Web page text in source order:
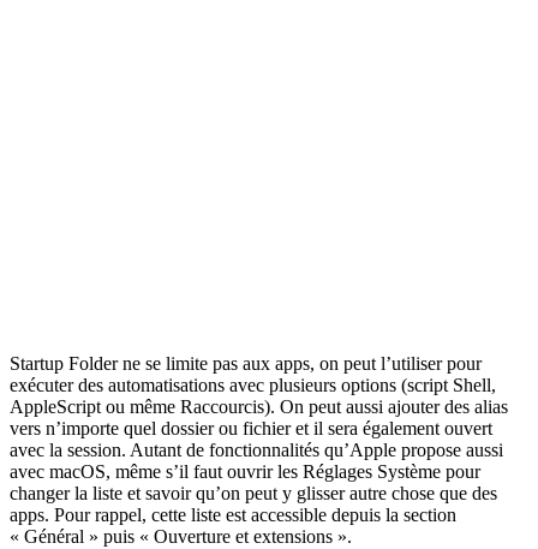
Startup Folder ne se limite pas aux apps, on peut l’utiliser pour
exécuter des automatisations avec plusieurs options (script Shell,
AppleScript ou même Raccourcis). On peut aussi ajouter des alias
vers n’importe quel dossier ou fichier et il sera également ouvert
avec la session. Autant de fonctionnalités qu’Apple propose aussi
avec macOS, même s’il faut ouvrir les Réglages Système pour
changer la liste et savoir qu’on peut y glisser autre chose que des
apps. Pour rappel, cette liste est accessible depuis la section
« Général » puis « Ouverture et extensions ».